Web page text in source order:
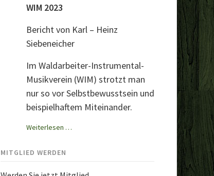
WIM 2023
Bericht von Karl – Heinz
Siebeneicher
Im Waldarbeiter-Instrumental-
Musikverein (WIM) strotzt man
nur so vor Selbstbewusstsein und
beispielhaftem Miteinander.
Weiterlesen …WIM
MITGLIED WERDEN